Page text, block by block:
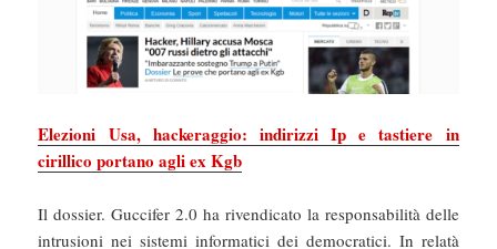
Elezioni Usa, hackeraggio: indirizzi Ip e tastiere in
cirillico portano agli ex Kgb
Il dossier. Guccifer 2.0 ha rivendicato la responsabilità delle
intrusioni nei sistemi informatici dei democratici. In relatà